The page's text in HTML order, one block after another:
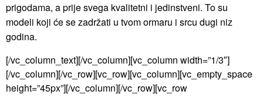
prigodama, a prije svega kvalitetni i jedinstveni. To su
modeli koji će se zadržati u tvom ormaru i srcu dugi niz
godina.
[/vc_column_text][/vc_column][vc_column width=”1/3″]
[/vc_column][/vc_row][vc_row][vc_column][vc_empty_space
height=”45px”][/vc_column][/vc_row][vc_row